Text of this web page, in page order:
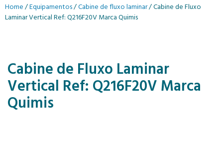
Home/Equipamentos/Cabine de fluxo laminar/ Cabine de Fluxo
Laminar Vertical Ref: Q216F20V Marca Quimis
Cabine de Fluxo Laminar
Vertical Ref: Q216F20V Marca
Quimis